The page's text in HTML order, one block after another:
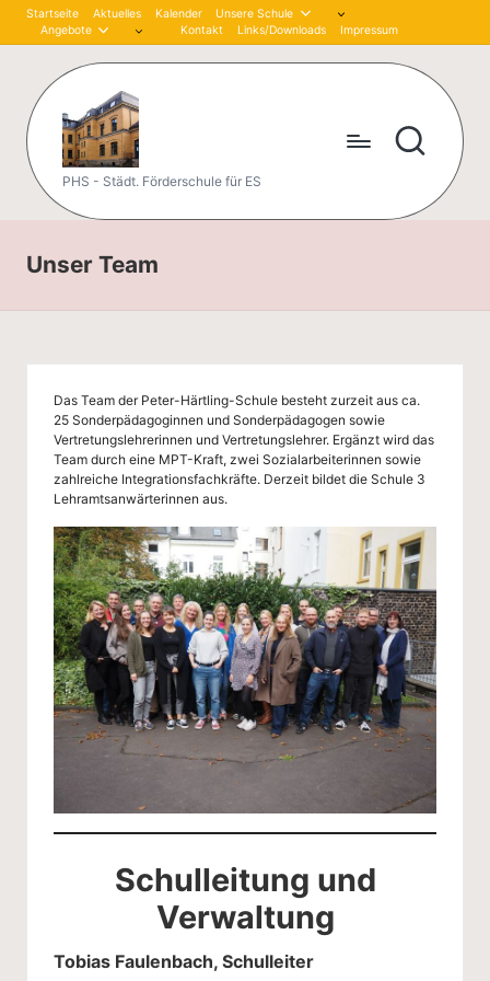
Skip
Startseite Aktuelles Kalender
Unsere Schule
Angebote
Kontakt Links/Downloads Impressum
P
et
er
-
tli
n
g
-
S
c
h
ul
e
p
ta
PHS - Städt. Förderschule für ES
Unser Team
Das Team der Peter-Härtling-Schule besteht zurzeit aus ca.
25 Sonderpädagoginnen und Sonderpädagogen sowie
Vertretungslehrerinnen und Vertretungslehrer. Ergänzt wird das
Team durch eine MPT-Kraft, zwei Sozialarbeiterinnen sowie
zahlreiche Integrationsfachkräfte. Derzeit bildet die Schule 3
Lehramtsanwärterinnen aus.
Schulleitung und
Verwaltung
Tobias Faulenbach, Schulleiter